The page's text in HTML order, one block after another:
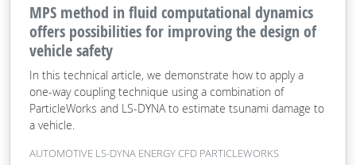
MPS method in fluid computational dynamics
offers possibilities for improving the design of
vehicle safety
In this technical article, we demonstrate how to apply a
one-way coupling technique using a combination of
ParticleWorks and LS-DYNA to estimate tsunami damage to
a vehicle.
AUTOMOTIVE LS-DYNA ENERGY CFD PARTICLEWORKS